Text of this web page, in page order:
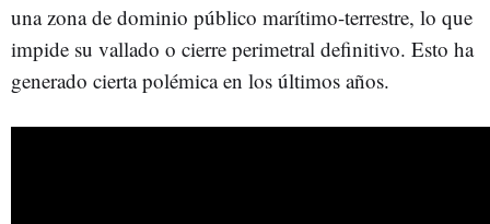
una zona de dominio público marítimo-terrestre, lo que
impide su vallado o cierre perimetral definitivo. Esto ha
generado cierta polémica en los últimos años.